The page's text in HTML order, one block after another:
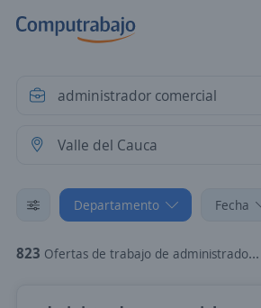
Departamento Fecha
823 Ofertas de trabajo de administrador comercial en Valle del Cauca